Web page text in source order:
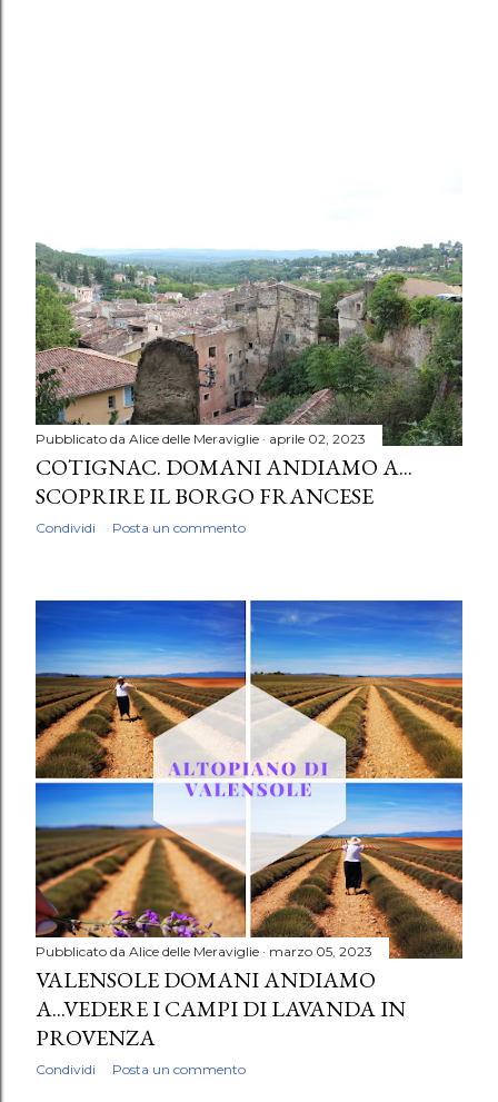
Pubblicato da Alice delle Meraviglie aprile 02, 2023
COTIGNAC. DOMANI ANDIAMO A...
SCOPRIRE IL BORGO FRANCESE
Condividi Posta un commento
Pubblicato da Alice delle Meraviglie marzo 05, 2023
VALENSOLE DOMANI ANDIAMO
A...VEDERE I CAMPI DI LAVANDA IN
PROVENZA
Condividi Posta un commento